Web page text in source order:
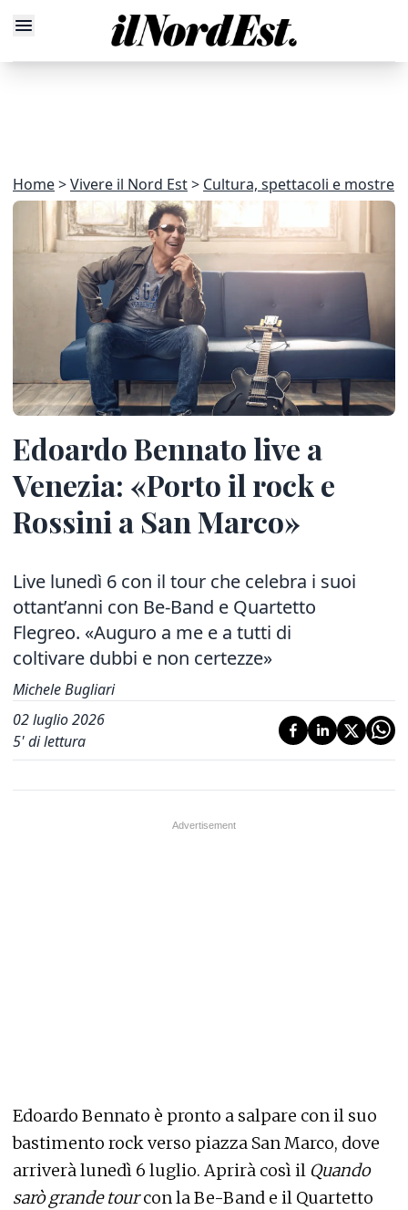
Home Vivere il Nord Est Cultura, spettacoli e mostre
Edoardo Bennato live a
Venezia: «Porto il rock e
Rossini a San Marco»
Live lunedì 6 con il tour che celebra i suoi
ottant’anni con Be-Band e Quartetto
Flegreo. «Auguro a me e a tutti di
coltivare dubbi e non certezze»
Michele Bugliari
02 luglio 2026
5' di lettura
Edoardo Bennato è pronto a salpare con il suo
bastimento rock verso piazza San Marco, dove
arriverà lunedì 6 luglio. Aprirà così il Quando
sarò grande tourcon la Be-Band e il Quartetto